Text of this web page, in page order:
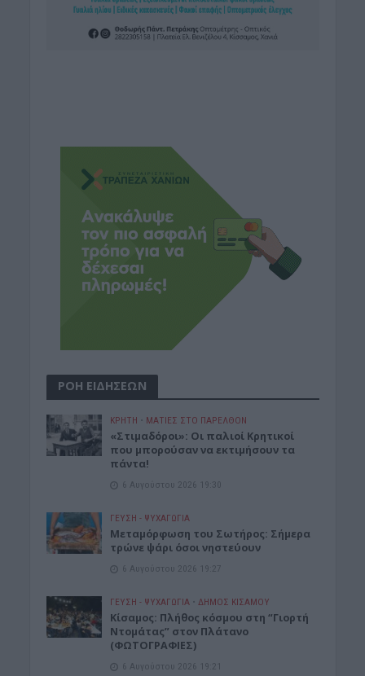
ΡΟΗ ΕΙΔΗΣΕΩΝ
ΚΡΗΤΗ • ΜΑΤΙΕΣ ΣΤΟ ΠΑΡΕΛΘΟΝ
«Στιμαδόροι»: Οι παλιοί Κρητικοί
που μπορούσαν να εκτιμήσουν τα
πάντα!
6 Αυγούστου 2026 19:30
ΓΕΎΣΗ - ΨΥΧΑΓΩΓΊΑ
Μεταμόρφωση του Σωτήρος: Σήμερα
τρώνε ψάρι όσοι νηστεύουν
6 Αυγούστου 2026 19:27
ΓΕΎΣΗ - ΨΥΧΑΓΩΓΊΑ • ΔΉΜΟΣ ΚΙΣΆΜΟΥ
Κίσαμος: Πλήθος κόσμου στη “Γιορτή
Ντομάτας” στον Πλάτανο
(ΦΩΤΟΓΡΑΦΙΕΣ)
6 Αυγούστου 2026 19:21